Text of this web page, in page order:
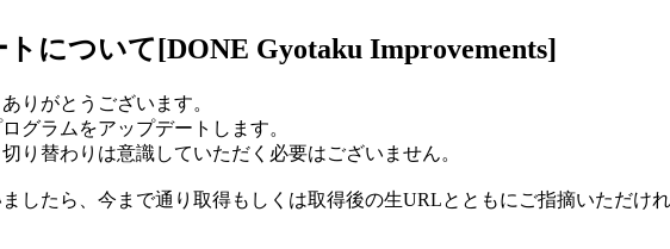
トについて[DONE Gyotaku Improvements]
りがとうございます。
グラムをアップデートします。
り替わりは意識していただく必要はございません。
したら、今まで通り取得もしくは取得後の生URLとともにご指摘いただけれ